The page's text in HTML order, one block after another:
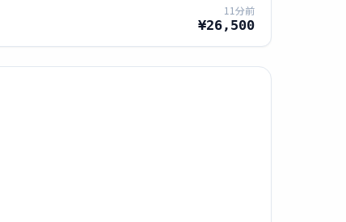
11分前
¥26,500